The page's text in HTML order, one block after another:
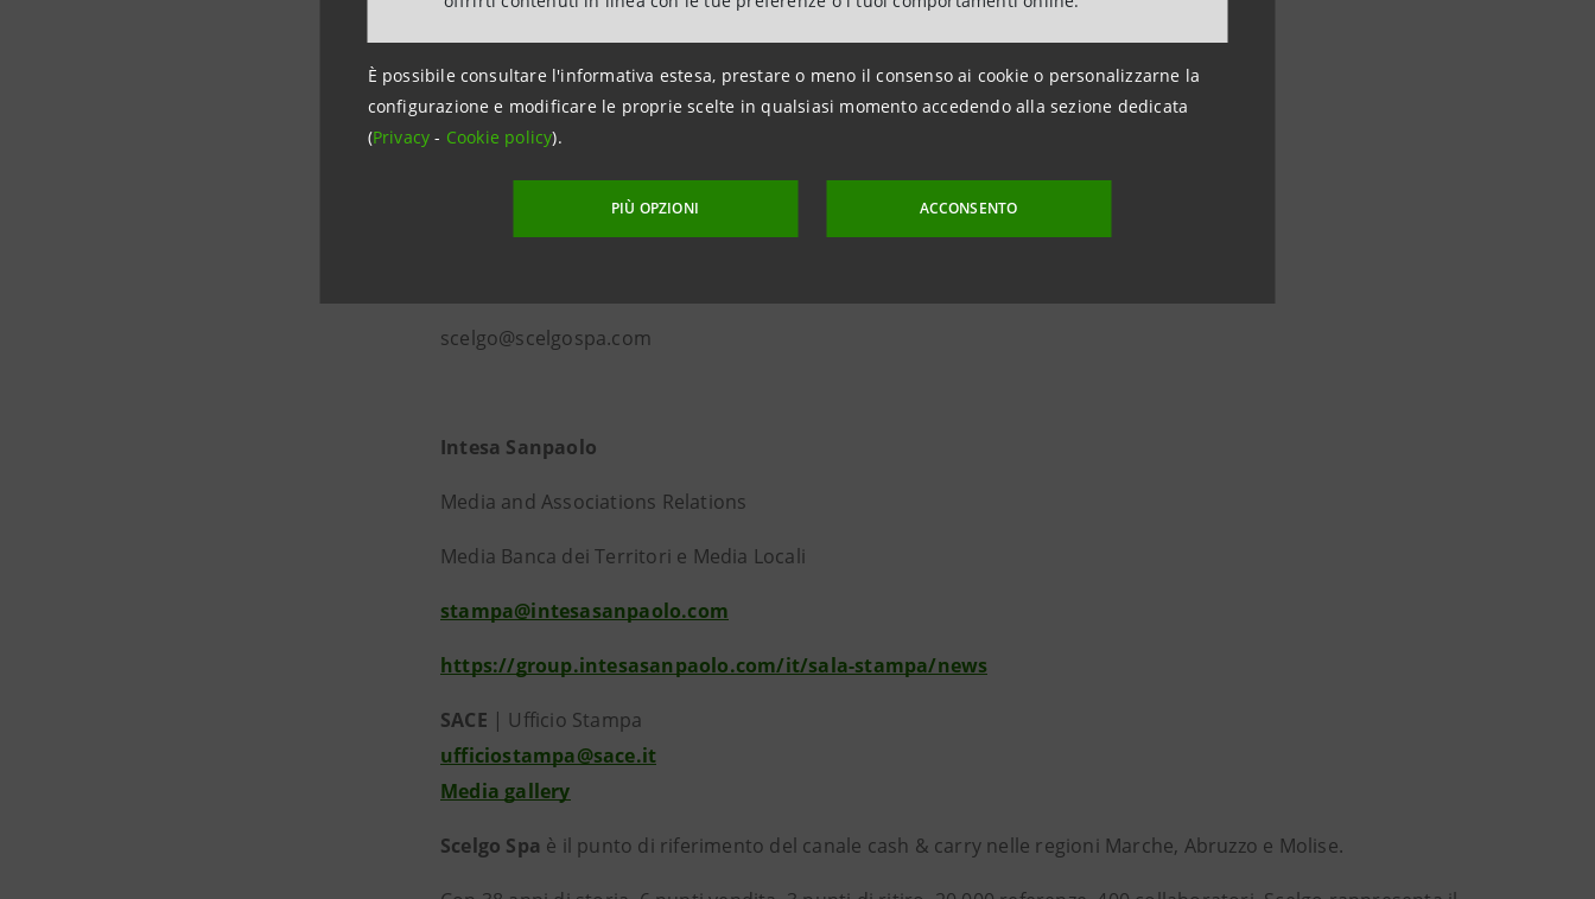
È possibile consultare l'informativa estesa, prestare o meno il consenso ai cookie o personalizzarne la
configurazione e modificare le proprie scelte in qualsiasi momento accedendo alla sezione dedicata
(Privacy- Cookie policy).
PIÙ OPZIONI ACCONSENTO
Informazioni per la stampa
scelgo@scelgospa.com
Intesa Sanpaolo
Media and Associations Relations
Media Banca dei Territori e Media Locali
stampa@intesasanpaolo.com
https://group.intesasanpaolo.com/it/sala-stampa/news
SACE | Ufficio Stampa
ufficiostampa@sace.it
Media gallery
Scelgo Spa è il punto di riferimento del canale cash & carry nelle regioni Marche, Abruzzo e Molise.